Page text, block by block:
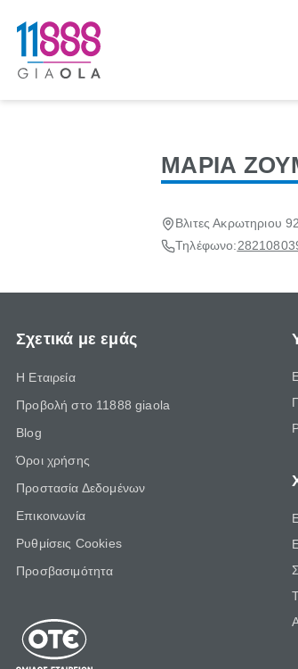
ΜΑΡΙΑ
Βλιτες Ακρωτηριου
Τηλέφωνο:
Σχετικά με εμάς
Η Εταιρεία
Προβολή στο 11888 giaola
Blog
Όροι χρήσης
Προστασία Δεδομένων
Επικοινωνία
Ρυθμίσεις Cookies
Προσβασιμότητα